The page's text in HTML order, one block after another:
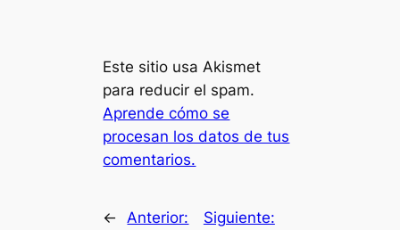
Este sitio usa Akismet
para reducir el spam.
Aprende cómo se
procesan los datos de tus
comentarios.
←
Anterior:
Siguiente: